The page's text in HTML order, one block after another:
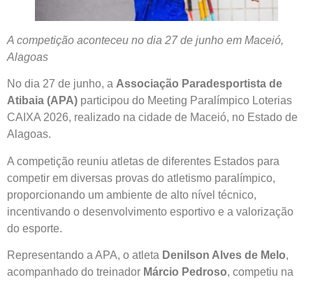
A competição aconteceu no dia 27 de junho em Maceió,
Alagoas
No dia 27 de junho, a Associação Paradesportista de
Atibaia (APA) participou do Meeting Paralímpico Loterias
CAIXA 2026, realizado na cidade de Maceió, no Estado de
Alagoas.
A competição reuniu atletas de diferentes Estados para
competir em diversas provas do atletismo paralímpico,
proporcionando um ambiente de alto nível técnico,
incentivando o desenvolvimento esportivo e a valorização
do esporte.
Representando a APA, o atleta Denilson Alves de Melo,
acompanhado do treinador Márcio Pedroso, competiu na